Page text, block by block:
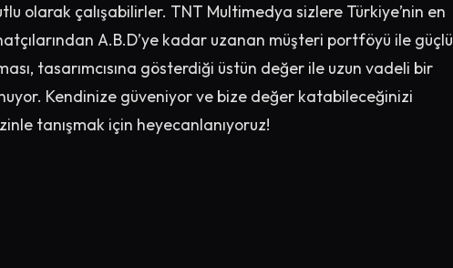
olarak çalışabilirler. TNT Multimedya sizlere Türkiye’nin en
A.B.D’ye kadar uzanan müşteri portföyü ile güçlü
tasarımcısına gösterdiği üstün değer ile uzun vadeli bir
Kendinize güveniyor ve bize değer katabileceğinizi
tanışmak için heyecanlanıyoruz!